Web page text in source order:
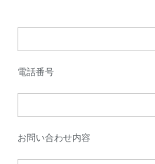
電話番号
お問い合わせ内容